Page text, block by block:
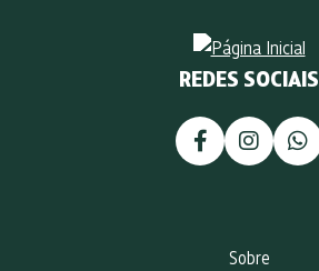
REDES SOCIAIS
Sobre